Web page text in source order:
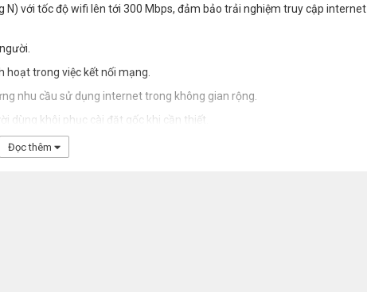
N) với tốc độ wifi lên tới 300 Mbps, đảm bảo trải nghiệm truy cập internet
hoạt trong việc kết nối mạng.
nhu cầu sử dụng internet trong không gian rộng.
dùng khôi phục cài đặt gốc khi cần thiết.
Đọc thêm